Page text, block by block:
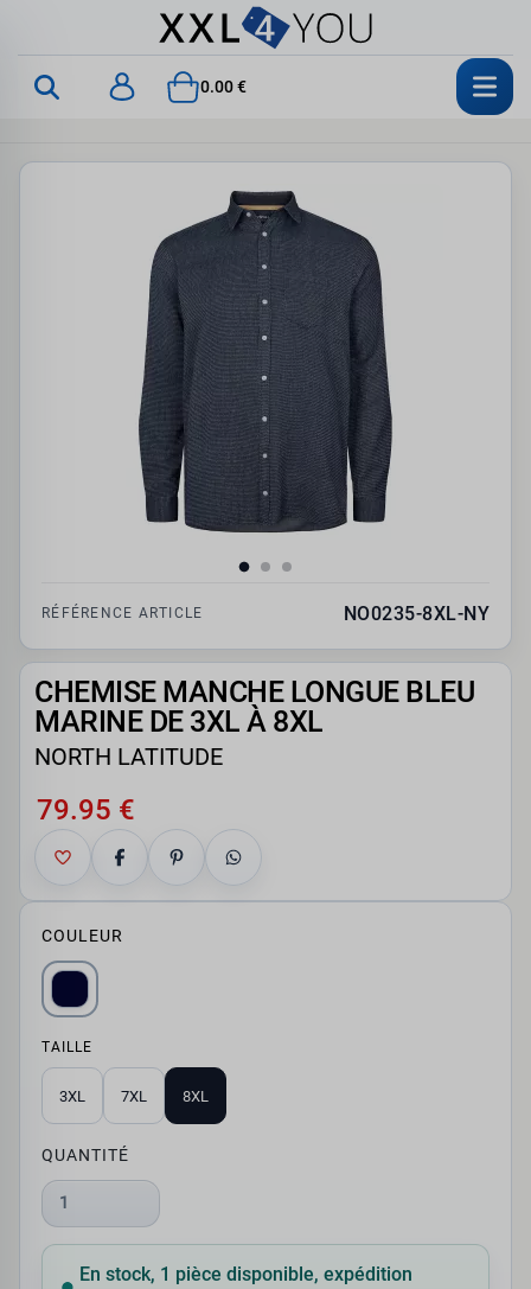
0.00 €
RÉFÉRENCE ARTICLE NO0235-8XL-NY
CHEMISE MANCHE LONGUE BLEU
MARINE DE 3XL À 8XL
NORTH LATITUDE
79.95 €
COULEUR
TAILLE
3XL 7XL 8XL
QUANTITÉ
1
En stock, 1 pièce disponible, expédition